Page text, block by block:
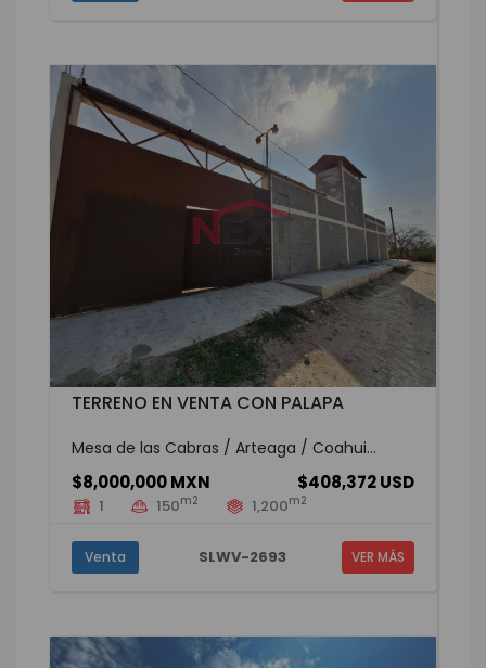
TERRENO EN VENTA CON PALAPA
Mesa de las Cabras / Arteaga / Coahui...
$8,000,000 MXN $408,372 USD
1 150m2 1,200m2
Venta SLWV-2693 VER MÁS